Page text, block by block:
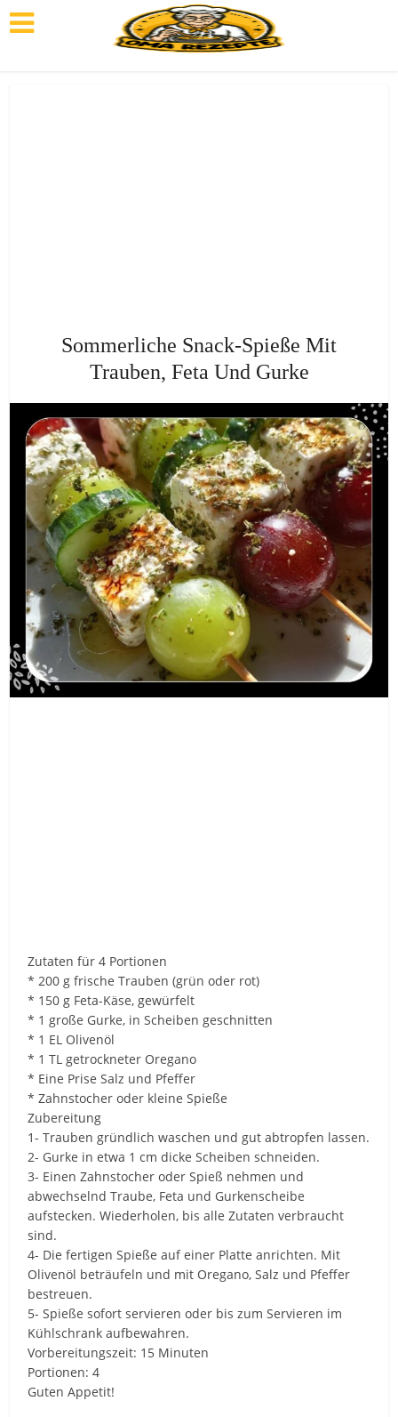
Sommerliche Snack-Spieße Mit
Trauben, Feta Und Gurke
Zutaten für 4 Portionen
* 200 g frische Trauben (grün oder rot)
* 150 g Feta-Käse, gewürfelt
* 1 große Gurke, in Scheiben geschnitten
* 1 EL Olivenöl
* 1 TL getrockneter Oregano
* Eine Prise Salz und Pfeffer
* Zahnstocher oder kleine Spieße
Zubereitung
1- Trauben gründlich waschen und gut abtropfen lassen.
2- Gurke in etwa 1 cm dicke Scheiben schneiden.
3- Einen Zahnstocher oder Spieß nehmen und
abwechselnd Traube, Feta und Gurkenscheibe
aufstecken. Wiederholen, bis alle Zutaten verbraucht
sind.
4- Die fertigen Spieße auf einer Platte anrichten. Mit
Olivenöl beträufeln und mit Oregano, Salz und Pfeffer
bestreuen.
5- Spieße sofort servieren oder bis zum Servieren im
Kühlschrank aufbewahren.
Vorbereitungszeit: 15 Minuten
Portionen: 4
Guten Appetit!